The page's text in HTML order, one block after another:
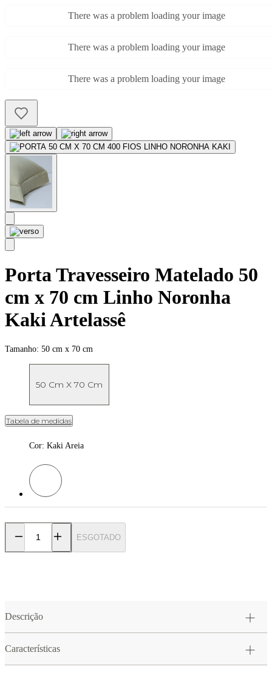
There was a problem loading your image
There was a problem loading your image
There was a problem loading your image
Porta Travesseiro Matelado 50
cm x 70 cm Linho Noronha
Kaki Artelassê
Tamanho: 50 cm x 70 cm
50 Cm X 70 Cm
Tabela de medidas
Cor: Kaki Areia
Cor: Kaki Areia
ESGOTADO
Descrição
Características